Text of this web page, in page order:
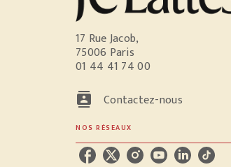
17 Rue Jacob,
75006 Paris
01 44 41 74 00
contacts Contactez-nous
NOS RÉSEAUX